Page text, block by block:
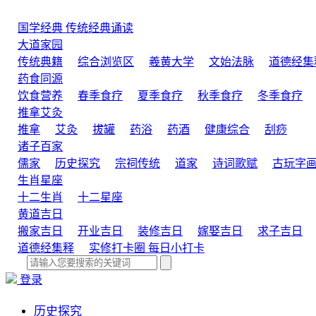
国学经典 传统经典诵读
大道家园
传统典籍
综合浏览区 羲黄大学 文始法脉
道德经集
药食同源
饮食营养
春季食疗 夏季食疗 秋季食疗 冬季食疗
推拿艾灸
推拿
艾灸 拔罐 药浴 药酒 健康综合
刮痧
诸子百家
儒家
历史探究 宗祠传统 道家 诗词歌赋 古玩字画
生肖星座
十二生肖
十二星座
黄道吉日
搬家吉日
开业吉日 装修吉日 嫁娶吉日
求子吉日
道德经集释
实修打卡圈 每日小打卡
登录
历史探究